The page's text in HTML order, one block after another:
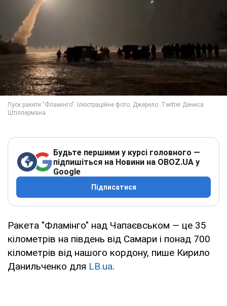
Будьте першими у курсі головного —
підпишіться на Новини на OBOZ.UA у
Google
Підписатися
Ракета "Фламінго" над Чапаєвськом — це 35
кілометрів на південь від Самари і понад 700
кілометрів від нашого кордону, пише Кирило
Данильченко для LB.ua.